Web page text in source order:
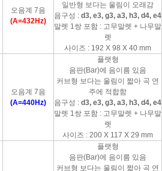
오음계 7음
(A=432Hz)
일반형 보다는 울림이 오래감
음구성 : d3, e3, g3, a3, h3, d4, e4
말렛 1쌍 포함 : 고무말렛 + 나무말
렛
사이즈 : 192 X 98 X 40 mm
오음계 7음
(A=440Hz)
플랫형
음판(Bar)에 음이름 있음
커브형 보다는 울림이 짧아 곡 연
주에 적합함
음구성 : d3, e3, g3, a3, h3, d4, e4
말렛 1쌍 포함 : 고무말렛 + 나무말
렛
사이즈 : 200 X 117 X 29 mm
플랫형
음판(Bar)에 음이름 있음
커브형 보다는 울림이 짧아 곡 연